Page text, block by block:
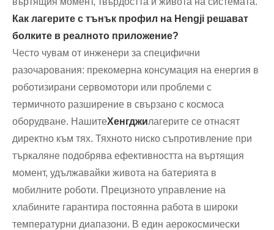
Как лагерите с тънък профил на Hengji решават
болките в реалното приложение?
Често чувам от инженери за специфични
разочарования: прекомерна консумация на енергия в
роботизирани сервомотори или проблеми с
термичното разширение в свързано с космоса
оборудване. НашитеХенгджилагерите се отнасят
директно към тях. Тяхното ниско съпротивление при
търкаляне подобрява ефективността на въртящия
момент, удължавайки живота на батерията в
мобилните роботи. Прецизното управление на
хлабините гарантира постоянна работа в широки
температурни диапазони. В един аерокосмически